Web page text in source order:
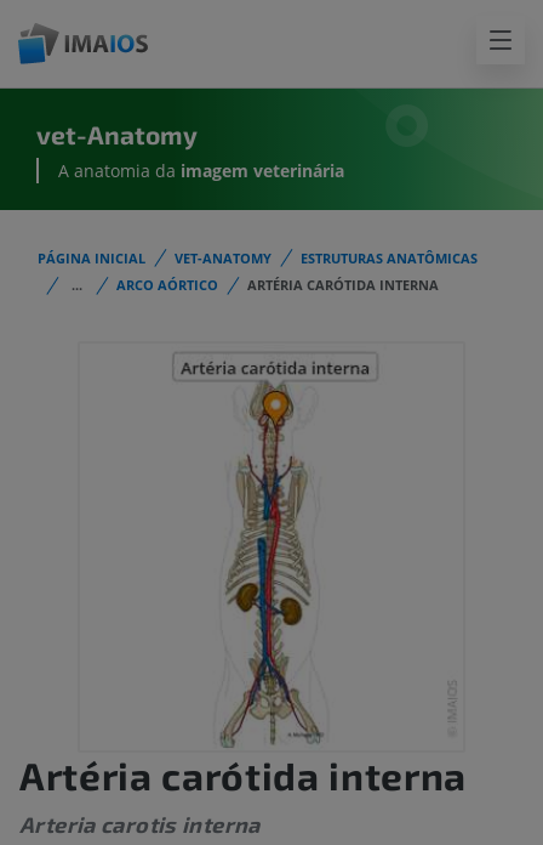
vet-Anatomy
A anatomia da imagem veterinária
PÁGINA INICIAL VET-ANATOMY
ESTRUTURAS ANATÔMICAS
...
ARCO AÓRTICO ARTÉRIA CARÓTIDA INTERNA
Artéria carótida interna
Arteria carotis interna